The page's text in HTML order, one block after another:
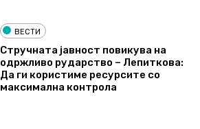
ВЕСТИ
Стручната јавност повикува на
одржливо рударство – Лепиткова:
Да ги користиме ресурсите со
максимална контрола